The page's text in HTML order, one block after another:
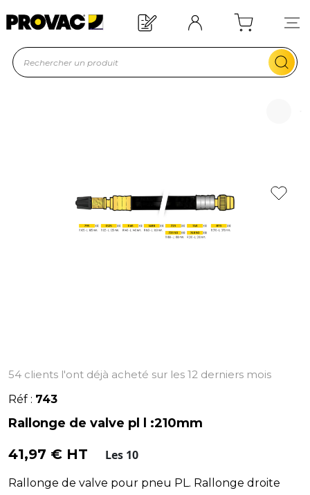
Offre de bienvenue : 20€ offerts !
En savoir plus
54 clients l'ont déjà acheté sur les 12 derniers mois
Réf : 743
Rallonge de valve pl l :210mm
41,97 € HT Les 10
Rallonge de valve pour pneu PL. Rallonge droite